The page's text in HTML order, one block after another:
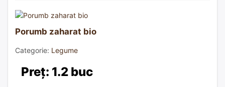
Porumb zaharat bio
Categorie: Legume
Preț: 1.2 buc